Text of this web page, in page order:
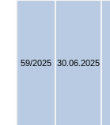
59/2025 30.06.2025